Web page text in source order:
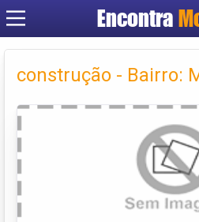
Encontra
Criar
construção - Bairro: